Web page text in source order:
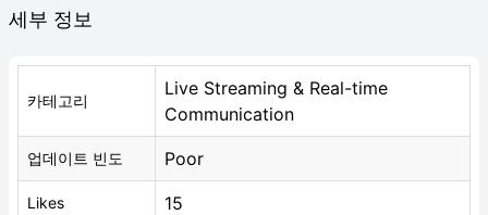
세부 정보
카테고리
Live Streaming & Real-time
Communication
업데이트 빈도 Poor
Likes 15